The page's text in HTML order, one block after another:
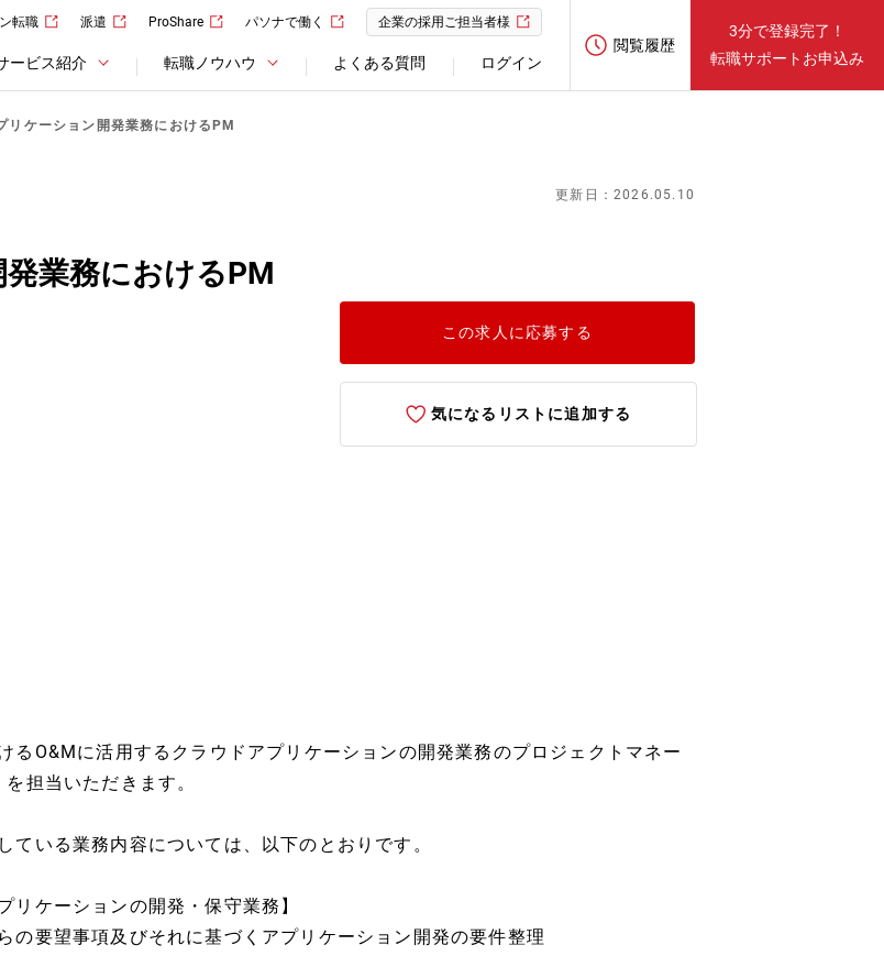
転職 派遣 ProShare パソナで働く 企業の採用ご担当者様
ービス紹介 転職ノウハウ よくある質問 ログイン
閲覧履歴
3分で登録完了！
転職サポートお申込み
リケーション開発業務におけるPM
更新日：2026.05.10
業務におけるPM
この求人に応募する
気になるリストに追加する
るO&Mに活用するクラウドアプリケーションの開発業務のプロジェクトマネー
担当いただきます。
ている業務内容については、以下のとおりです。
リケーションの開発・保守業務】
の要望事項及びそれに基づくアプリケーション開発の要件整理